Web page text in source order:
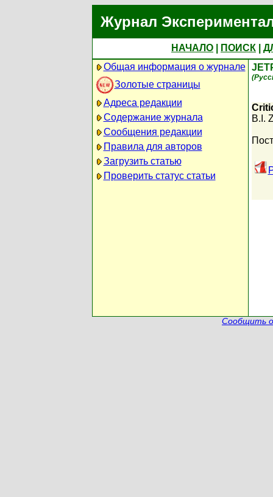
Журнал
НАЧАЛО ПОИСК
Общая информация о журнале
Золотые страницы
Адреса редакции
Содержание журнала
Сообщения редакции
Правила для авторов
Загрузить статью
Проверить статус статьи
B.I.
Сообщить о